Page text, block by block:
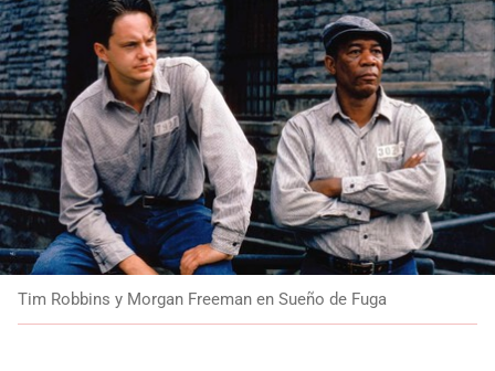
Tim Robbins y Morgan Freeman en Sueño de Fuga